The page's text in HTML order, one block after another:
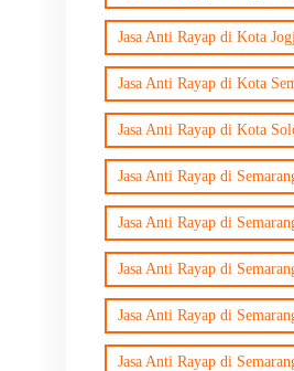
Jasa Anti Rayap di Kota
Jasa Anti Rayap di Kota
Jasa Anti Rayap di Kota
Jasa Anti Rayap di
Jasa Anti Rayap di
Jasa Anti Rayap di
Jasa Anti Rayap di
Jasa Anti Rayap di